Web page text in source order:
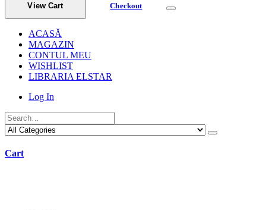
View Cart Checkout
ACASĂ
MAGAZIN
CONTUL MEU
WISHLIST
LIBRARIA ELSTAR
Log In
Cart